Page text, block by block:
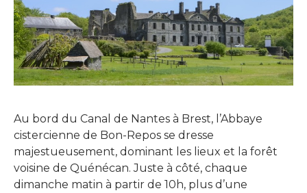
Au bord du Canal de Nantes à Brest, l’Abbaye
cistercienne de Bon-Repos se dresse
majestueusement, dominant les lieux et la forêt
voisine de Quénécan. Juste à côté, chaque
dimanche matin à partir de 10h, plus d’une